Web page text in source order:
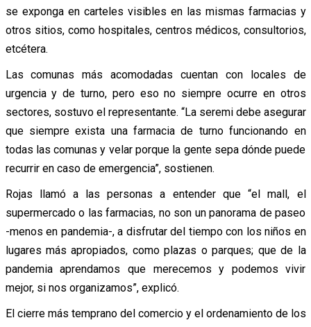
se exponga en carteles visibles en las mismas farmacias y
otros sitios, como hospitales, centros médicos, consultorios,
etcétera.
Las comunas más acomodadas cuentan con locales de
urgencia y de turno, pero eso no siempre ocurre en otros
sectores, sostuvo el representante. “La seremi debe asegurar
que siempre exista una farmacia de turno funcionando en
todas las comunas y velar porque la gente sepa dónde puede
recurrir en caso de emergencia”, sostienen.
Rojas llamó a las personas a entender que “el mall, el
supermercado o las farmacias, no son un panorama de paseo
-menos en pandemia-, a disfrutar del tiempo con los niños en
lugares más apropiados, como plazas o parques; que de la
pandemia aprendamos que merecemos y podemos vivir
mejor, si nos organizamos”, explicó.
El cierre más temprano del comercio y el ordenamiento de los